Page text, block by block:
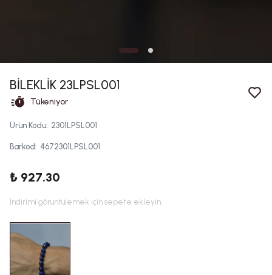
BİLEKLİK 23LPSL001
Tükeniyor
Ürün Kodu: 2301LPSL001
Barkod: 4672301LPSL001
₺ 927.30
İndirimi görüntülemek için sepete ekleyin.